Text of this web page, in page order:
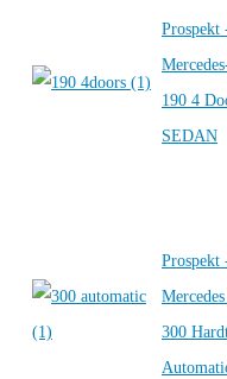
Prospekt
190 4
SEDAN
Prospekt
300